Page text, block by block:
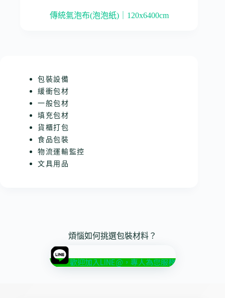
傳統氣泡布(泡泡紙)｜120x6400cm
包裝設備
緩衝包材
一般包材
填充包材
貨櫃打包
食品包裝
物流運輸監控
文具用品
煩惱如何挑選包裝材料？
歡迎加入LINE@，專人為您服務